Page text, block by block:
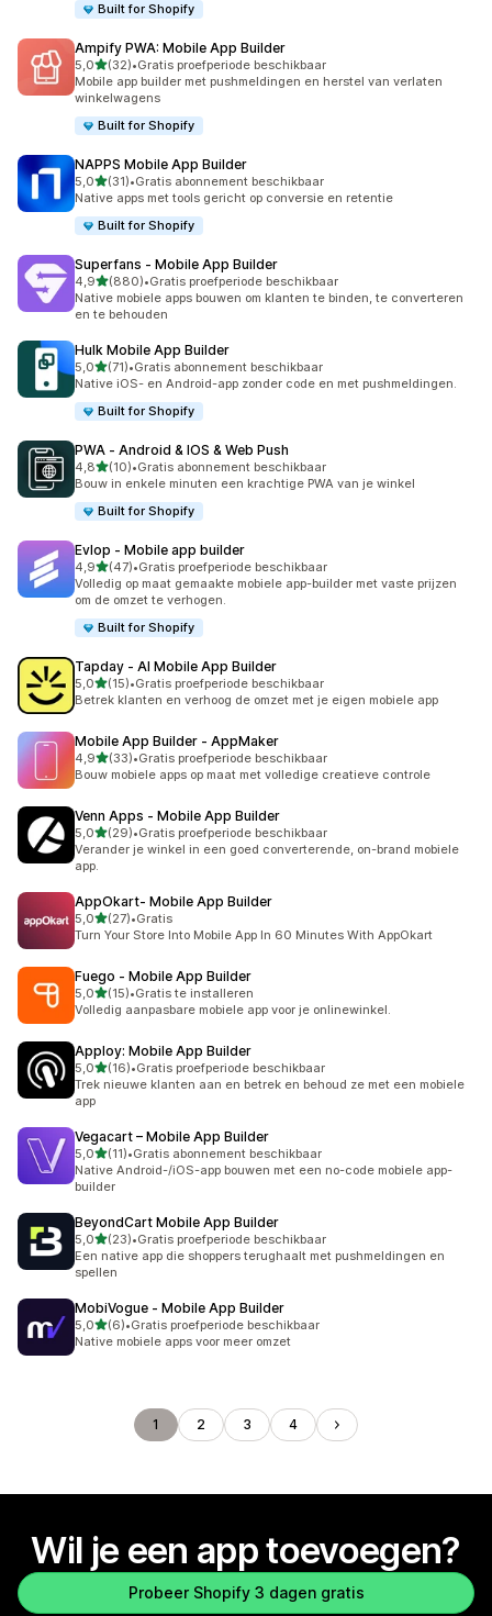
Built for Shopify
Ampify PWA: Mobile App Builder
5,0van 5 sterren
(32)
32 recensies in totaal
•Gratis proefperiode beschikbaar
Mobile app builder met pushmeldingen en herstel van verlaten
winkelwagens
Built for Shopify
NAPPS Mobile App Builder
5,0van 5 sterren
(31)
31 recensies in totaal
•Gratis abonnement beschikbaar
Native apps met tools gericht op conversie en retentie
Built for Shopify
Superfans ‑ Mobile App Builder
4,9van 5 sterren
(880)
880 recensies in totaal
•Gratis proefperiode beschikbaar
Native mobiele apps bouwen om klanten te binden, te converteren
en te behouden
Hulk Mobile App Builder
5,0van 5 sterren
(71)
71 recensies in totaal
•Gratis abonnement beschikbaar
Native iOS- en Android-app zonder code en met pushmeldingen.
Built for Shopify
PWA ‑ Android & IOS & Web Push
4,8van 5 sterren
(10)
10 recensies in totaal
•Gratis abonnement beschikbaar
Bouw in enkele minuten een krachtige PWA van je winkel
Built for Shopify
Evlop ‑ Mobile app builder
4,9van 5 sterren
(47)
47 recensies in totaal
•Gratis proefperiode beschikbaar
Volledig op maat gemaakte mobiele app-builder met vaste prijzen
om de omzet te verhogen.
Built for Shopify
Tapday ‑ AI Mobile App Builder
5,0van 5 sterren
(15)
15 recensies in totaal
•Gratis proefperiode beschikbaar
Betrek klanten en verhoog de omzet met je eigen mobiele app
Mobile App Builder ‑ AppMaker
4,9van 5 sterren
(33)
33 recensies in totaal
•Gratis proefperiode beschikbaar
Bouw mobiele apps op maat met volledige creatieve controle
Venn Apps ‑ Mobile App Builder
5,0van 5 sterren
(29)
29 recensies in totaal
•Gratis proefperiode beschikbaar
Verander je winkel in een goed converterende, on-brand mobiele
app.
AppOkart‑ Mobile App Builder
5,0van 5 sterren
(27)
27 recensies in totaal
•Gratis
Turn Your Store Into Mobile App In 60 Minutes With AppOkart
Fuego ‑ Mobile App Builder
5,0van 5 sterren
(15)
15 recensies in totaal
•Gratis te installeren
Volledig aanpasbare mobiele app voor je onlinewinkel.
Apploy: Mobile App Builder
5,0van 5 sterren
(16)
16 recensies in totaal
•Gratis proefperiode beschikbaar
Trek nieuwe klanten aan en betrek en behoud ze met een mobiele
app
Vegacart – Mobile App Builder
5,0van 5 sterren
(11)
11 recensies in totaal
•Gratis abonnement beschikbaar
Native Android-/iOS-app bouwen met een no-code mobiele app-
builder
BeyondCart Mobile App Builder
5,0van 5 sterren
(23)
23 recensies in totaal
•Gratis proefperiode beschikbaar
Een native app die shoppers terughaalt met pushmeldingen en
spellen
MobiVogue ‑ Mobile App Builder
5,0van 5 sterren
(6)
6 recensies in totaal
•Gratis proefperiode beschikbaar
Native mobiele apps voor meer omzet
1 2 3 4
Wil je een app toevoegen?
Probeer Shopify 3 dagen gratis